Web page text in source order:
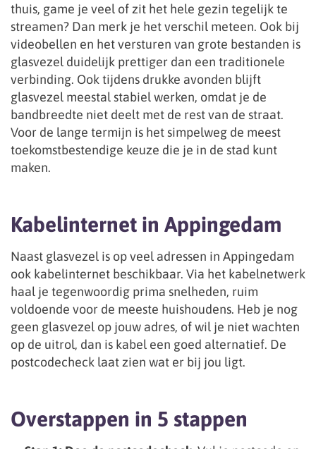
thuis, game je veel of zit het hele gezin tegelijk te
streamen? Dan merk je het verschil meteen. Ook bij
videobellen en het versturen van grote bestanden is
glasvezel duidelijk prettiger dan een traditionele
verbinding. Ook tijdens drukke avonden blijft
glasvezel meestal stabiel werken, omdat je de
bandbreedte niet deelt met de rest van de straat.
Voor de lange termijn is het simpelweg de meest
toekomstbestendige keuze die je in de stad kunt
maken.
Kabelinternet in Appingedam
Naast glasvezel is op veel adressen in Appingedam
ook kabelinternet beschikbaar. Via het kabelnetwerk
haal je tegenwoordig prima snelheden, ruim
voldoende voor de meeste huishoudens. Heb je nog
geen glasvezel op jouw adres, of wil je niet wachten
op de uitrol, dan is kabel een goed alternatief. De
postcodecheck laat zien wat er bij jou ligt.
Overstappen in 5 stappen